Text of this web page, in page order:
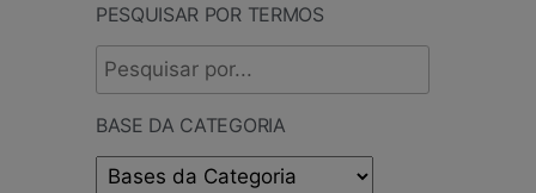
PESQUISAR POR TERMOS
BASE DA CATEGORIA